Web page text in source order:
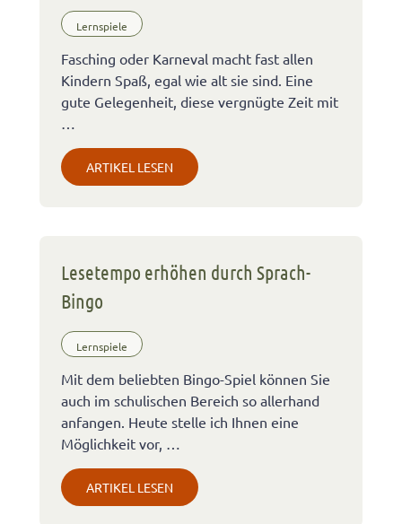
Lernspiele
Fasching oder Karneval macht fast allen
Kindern Spaß, egal wie alt sie sind. Eine
gute Gelegenheit, diese vergnügte Zeit mit
…
ARTIKEL LESEN
Lesetempo erhöhen durch Sprach-
Bingo
Lernspiele
Mit dem beliebten Bingo-Spiel können Sie
auch im schulischen Bereich so allerhand
anfangen. Heute stelle ich Ihnen eine
Möglichkeit vor, …
ARTIKEL LESEN